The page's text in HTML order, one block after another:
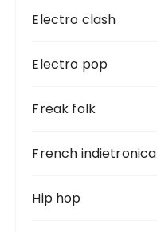
Electro clash
Electro pop
Freak folk
French indietronica
Hip hop